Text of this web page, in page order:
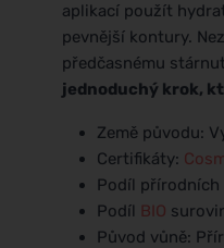
aplikací použít
pevnější kontury.
předčasnému
jednoduchý krok,
Země původu:
Certifikáty:
Podíl přírodních
Podíl BIO
Původ vůně: